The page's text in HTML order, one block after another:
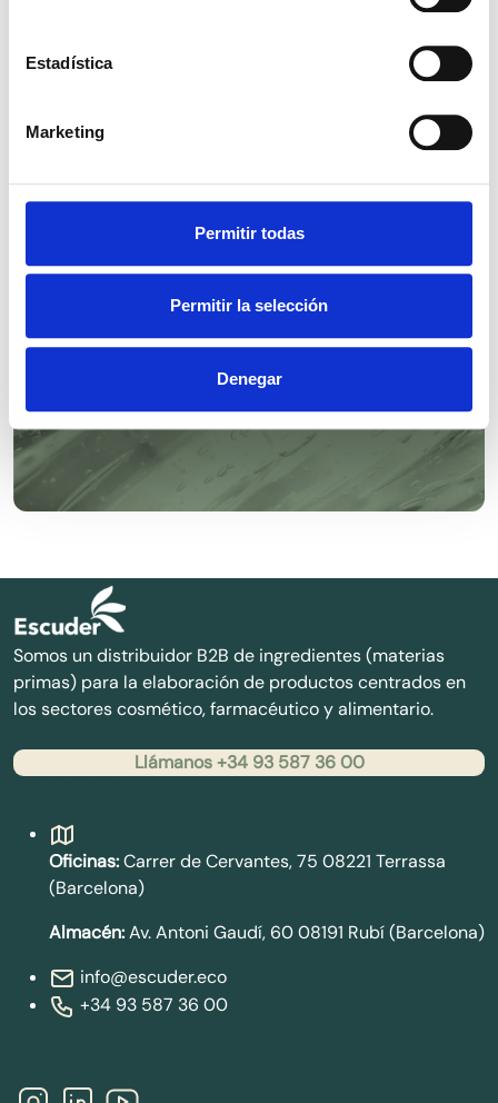
Estadística
Marketing
Permitir todas
Permitir la selección
Denegar
SYMTRIOL®
Somos un distribuidor B2B de ingredientes (materias
primas) para la elaboración de productos centrados en
los sectores cosmético, farmacéutico y alimentario.
Llámanos +34 93 587 36 00
Oficinas:Carrer de Cervantes, 75 08221 Terrassa
(Barcelona)
Almacén:Av. Antoni Gaudí, 60 08191 Rubí (Barcelona)
info@escuder.eco
+34 93 587 36 00